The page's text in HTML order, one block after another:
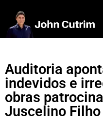
Auditoria
indevidos e
obras
Juscelino Filho